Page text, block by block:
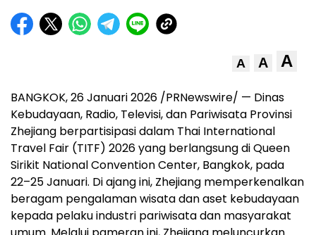
A A A
BANGKOK, 26 Januari 2026 /PRNewswire/ — Dinas
Kebudayaan, Radio, Televisi, dan Pariwisata Provinsi
Zhejiang berpartisipasi dalam Thai International
Travel Fair (TITF) 2026 yang berlangsung di Queen
Sirikit National Convention Center, Bangkok, pada
22–25 Januari. Di ajang ini, Zhejiang memperkenalkan
beragam pengalaman wisata dan aset kebudayaan
kepada pelaku industri pariwisata dan masyarakat